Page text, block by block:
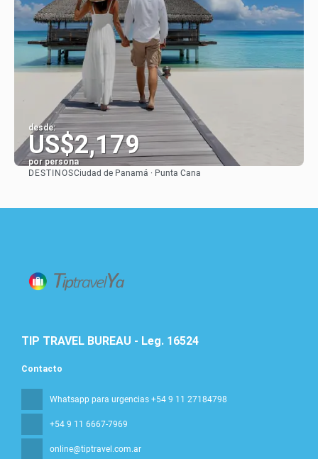
desde:
US$2,179
por persona
DESTINOSCiudad de Panamá · Punta Cana
TIP TRAVEL BUREAU - Leg. 16524
Contacto
Whatsapp para urgencias +54 9 11 27184798
+54 9 11 6667-7969
online@tiptravel.com.ar